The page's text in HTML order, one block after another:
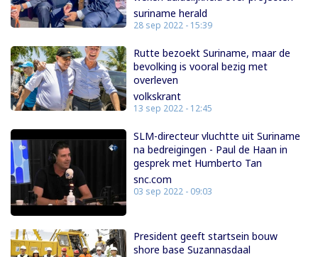
suriname herald
28 sep 2022 - 15:39
Rutte bezoekt Suriname, maar de
bevolking is vooral bezig met
overleven
volkskrant
13 sep 2022 - 12:45
SLM-directeur vluchtte uit Suriname
na bedreigingen - Paul de Haan in
gesprek met Humberto Tan
snc.com
03 sep 2022 - 09:03
President geeft startsein bouw
shore base Suzannasdaal